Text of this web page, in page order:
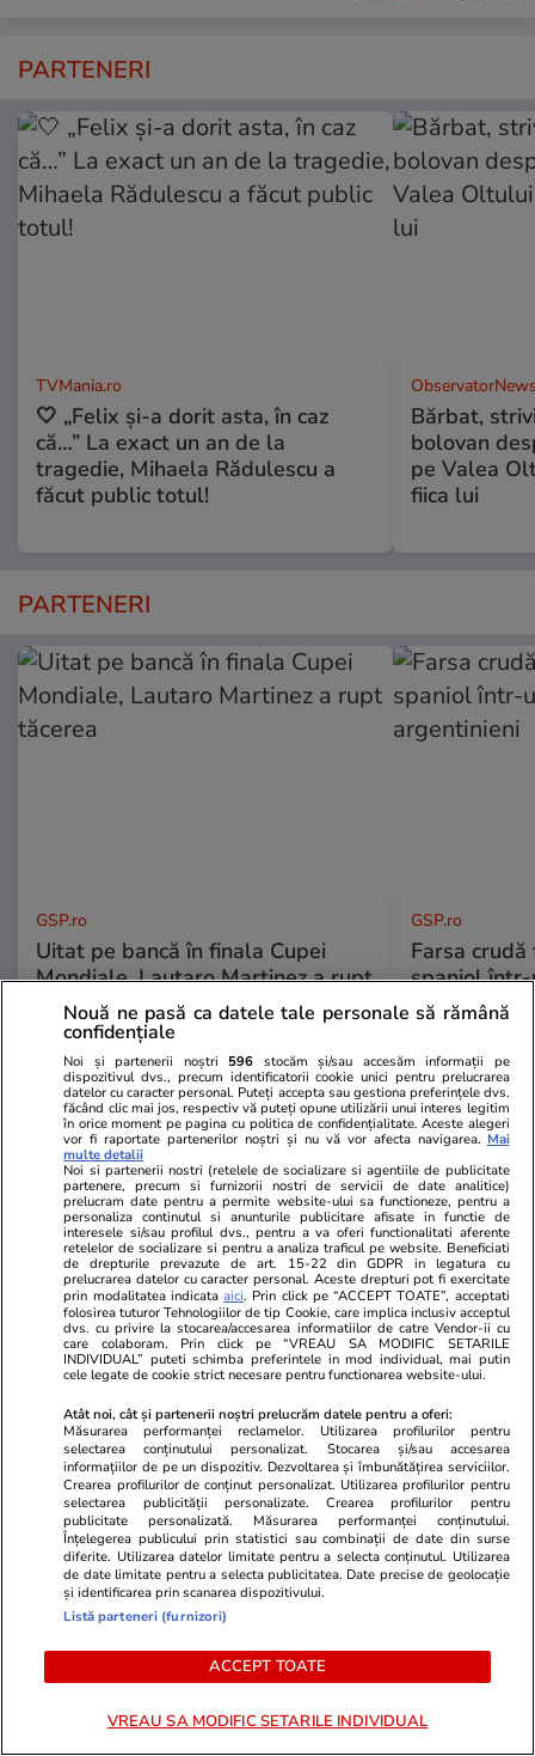
PARTENERI
TVMania.ro
🤍 „Felix și-a dorit asta, în caz
că…” La exact un an de la
tragedie, Mihaela Rădulescu a
făcut public totul!
Bărbat,
bolovan
pe Valea
fiica lui
PARTENERI
GSP.ro
Uitat pe bancă în finala Cupei
Mondiale, Lautaro Martinez a rupt
tăcerea
GSP.ro
Farsa
spaniol într-
argentinieni
PARTENERI
Nouă ne pasă ca datele tale personale să rămână
confidențiale
Noi și partenerii noștri 596 stocăm și/sau accesăm informații pe
dispozitivul dvs., precum identificatorii cookie unici pentru prelucrarea
datelor cu caracter personal. Puteți accepta sau gestiona preferințele dvs.
făcând clic mai jos, respectiv vă puteți opune utilizării unui interes legitim
în orice moment pe pagina cu politica de confidențialitate. Aceste alegeri
vor fi raportate partenerilor noștri și nu vă vor afecta navigarea. Mai
multe detalii
Noi si partenerii nostri (retelele de socializare si agentiile de publicitate
partenere, precum si furnizorii nostri de servicii de date analitice)
prelucram date pentru a permite website-ului sa functioneze, pentru a
personaliza continutul si anunturile publicitare afisate in functie de
interesele si/sau profilul dvs., pentru a va oferi functionalitati aferente
retelelor de socializare si pentru a analiza traficul pe website. Beneficiati
de drepturile prevazute de art. 15-22 din GDPR in legatura cu
prelucrarea datelor cu caracter personal. Aceste drepturi pot fi exercitate
prin modalitatea indicataaici. Prin click pe “ACCEPT TOATE”, acceptati
folosirea tuturor Tehnologiilor de tip Cookie, care implica inclusiv acceptul
dvs. cu privire la stocarea/accesarea informatiilor de catre Vendor-ii cu
care colaboram. Prin click pe “VREAU SA MODIFIC SETARILE
INDIVIDUAL” puteti schimba preferintele in mod individual, mai putin
cele legate de cookie strict necesare pentru functionarea website-ului.
Atât noi, cât și partenerii noștri prelucrăm datele pentru a oferi:
Măsurarea performanței reclamelor. Utilizarea profilurilor pentru
selectarea conținutului personalizat. Stocarea și/sau accesarea
informațiilor de pe un dispozitiv. Dezvoltarea și îmbunătățirea serviciilor.
Crearea profilurilor de conținut personalizat. Utilizarea profilurilor pentru
selectarea publicității personalizate. Crearea profilurilor pentru
publicitate personalizată. Măsurarea performanței conținutului.
Înțelegerea publicului prin statistici sau combinații de date din surse
diferite. Utilizarea datelor limitate pentru a selecta conținutul. Utilizarea
de date limitate pentru a selecta publicitatea. Date precise de geolocație
și identificarea prin scanarea dispozitivului.
Listă parteneri (furnizori)
ACCEPT TOATE
VREAU SA MODIFIC SETARILE INDIVIDUAL